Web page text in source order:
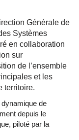
Générale de
Systèmes
en collaboration
sur
de l’ensemble
et les
territoire.
dynamique de
depuis le
piloté par la